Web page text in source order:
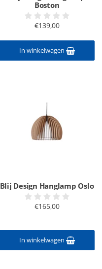
Boston
€139,00
In winkelwagen
Blij Design Hanglamp Oslo
€165,00
In winkelwagen